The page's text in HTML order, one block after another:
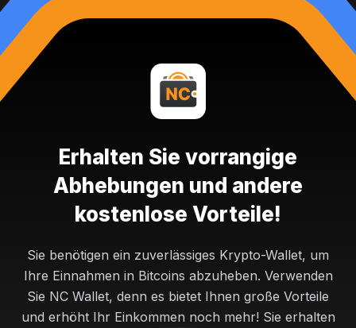
Erhalten Sie vorrangige
Abhebungen und andere
kostenlose Vorteile!
Sie benötigen ein zuverlässiges Krypto-Wallet, um
Ihre Einnahmen in Bitcoins abzuheben. Verwenden
Sie NC Wallet, denn es bietet Ihnen große Vorteile
und erhöht Ihr Einkommen noch mehr! Sie erhalten